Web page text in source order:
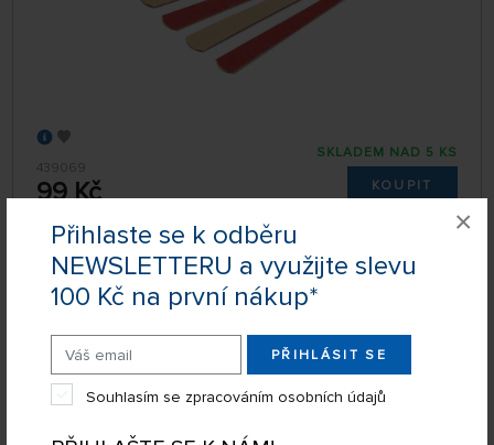
Přihlaste se k odběru
NEWSLETTERU a využijte slevu
100 Kč na první nákup*
PŘIHLÁSIT SE
Souhlasím se zpracováním osobních údajů
×
439069
99 Kč
SKLADEM NAD 5 KS
KOUPIT
Úterý 11.08. může být u Vás
Brusný papír P1000 (3 ks)